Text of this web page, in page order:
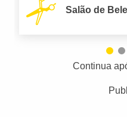
Salão de
Continua